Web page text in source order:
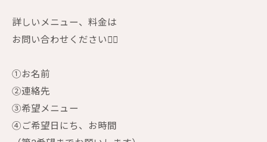
詳しいメニュー、料金は
お問い合わせください🙇‍♀️
①お名前
②連絡先
③希望メニュー
④ご希望日にち、お時間